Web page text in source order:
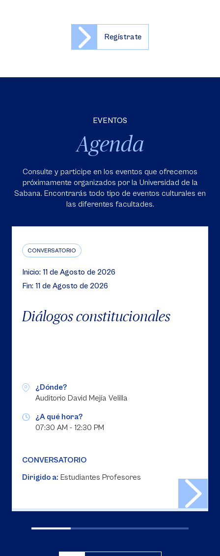
Regístrate
EVENTOS
Agenda
Consulte y participe en los eventos que ofrecemos
próximamente organizados por la Universidad de la
Sabana. Encontrarás todo tipo de eventos culturales en
las diferentes facultades.
CONVERSATORIO
Inicio: 11 de Agosto de 2026
Fin: 11 de Agosto de 2026
Diálogos constitucionales
¿Dónde?
Auditorio David Mejía Velilla
¿A qué hora?
07:30 AM - 12:30 PM
CONVERSATORIO
Dirigido a: Estudiantes Profesores